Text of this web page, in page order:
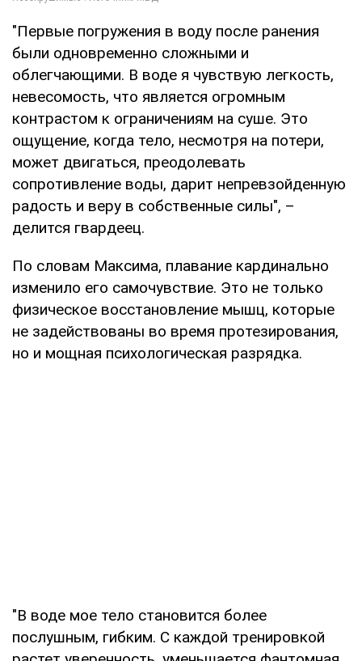
"Первые погружения в воду после ранения
были одновременно сложными и
облегчающими. В воде я чувствую легкость,
невесомость, что является огромным
контрастом к ограничениям на суше. Это
ощущение, когда тело, несмотря на потери,
может двигаться, преодолевать
сопротивление воды, дарит непревзойденную
радость и веру в собственные силы", –
делится гвардеец.
По словам Максима, плавание кардинально
изменило его самочувствие. Это не только
физическое восстановление мышц, которые
не задействованы во время протезирования,
но и мощная психологическая разрядка.
"В воде мое тело становится более
послушным, гибким. С каждой тренировкой